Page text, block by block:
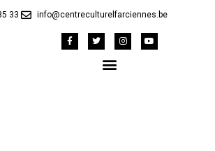
33 info@centreculturelfarciennes.be